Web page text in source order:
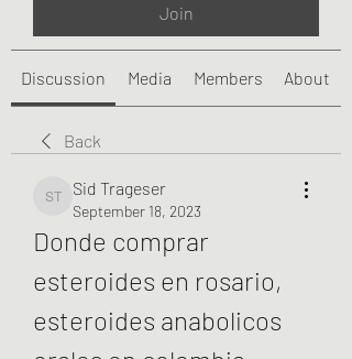
Join
Discussion Media Members About
Back
Sid Trageser
Sid Trageser
September 18, 2023
Donde comprar
esteroides en rosario,
esteroides anabolicos